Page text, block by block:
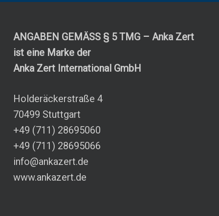
ANGABEN GEMÄSS § 5 TMG – Anka Zert
ist eine Marke der
Anka Zert International GmbH
Holderäckerstraße 4
70499 Stuttgart
+49 (711) 28695060
+49 (711) 28695066
info@ankazert.de
www.ankazert.de